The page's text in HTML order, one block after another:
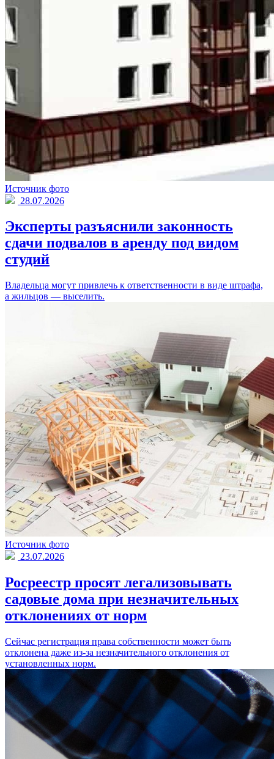
Источник фото
28.07.2026
Эксперты разъяснили законность
сдачи подвалов в аренду под видом
студий
Владельца могут привлечь к ответственности в виде штрафа,
а жильцов — выселить.
Источник фото
23.07.2026
Росреестр просят легализовывать
садовые дома при незначительных
отклонениях от норм
Сейчас регистрация права собственности может быть
отклонена даже из-за незначительного отклонения от
установленных норм.